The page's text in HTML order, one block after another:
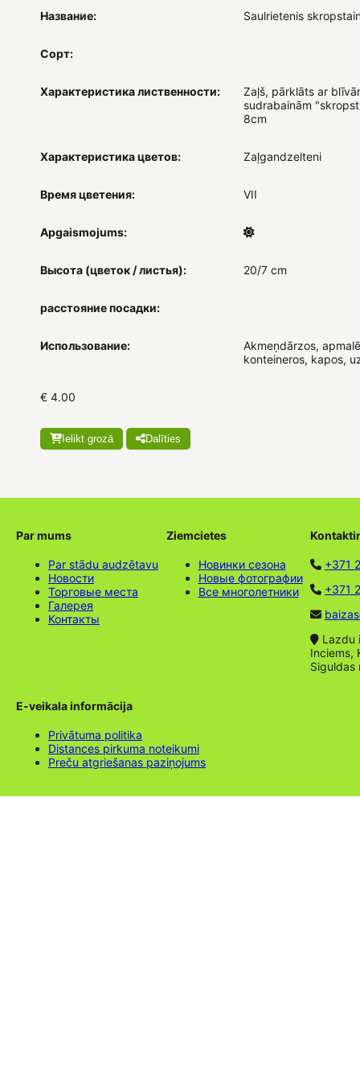
Название: Saulrietenis
Сорт:
Характеристика лиственности:
Zaļš, pārklāts ar
sudrabainām
8cm
Характеристика цветов: Zaļgandzelteni
Время цветения: VII
Apgaismojums:
Высота (цветок / листья): 20/7 cm
расстояние посадки:
Использование:
Akmeņdārzos,
konteineros, kapos,
€ 4.00
Ielikt grozā Dalīties
Par mums
Par stādu audzētavu
Новости
Торговые места
Галерея
Контакты
Ziemcietes
Новинки сезона
Новые фотографии
Все многолетники
+371
+371
Lazdu
Inciems,
Siguldas
E-veikala informācija
Privātuma politika
Distances pirkuma noteikumi
Preču atgriešanas paziņojums